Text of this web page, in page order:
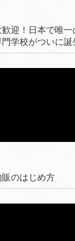
迎！日本で唯一
学校がついに誕
のはじめ方